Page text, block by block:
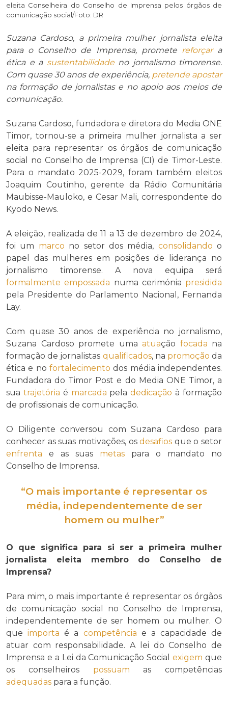
eleita Conselheira do Conselho de Imprensa pelos órgãos de
comunicação social/Foto: DR
Suzana Cardoso, a primeira mulher jornalista eleita
para o Conselho de Imprensa, promete reforçara
ética e a sustentabilidadeno jornalismo timorense.
Com quase 30 anos de experiência, pretende apostar
na formação de jornalistas e no apoio aos meios de
comunicação.
Suzana Cardoso, fundadora e diretora do Media ONE
Timor, tornou-se a primeira mulher jornalista a ser
eleita para representar os órgãos de comunicação
social no Conselho de Imprensa (CI) de Timor-Leste.
Para o mandato 2025-2029, foram também eleitos
Joaquim Coutinho, gerente da Rádio Comunitária
Maubisse-Mauloko, e Cesar Mali, correspondente do
Kyodo News.
A eleição, realizada de 11 a 13 de dezembro de 2024,
foi um marco no setor dos média, consolidando o
papel das mulheres em posições de liderança no
jornalismo timorense. A nova equipa será
formalmente empossada numa cerimónia presidida
pela Presidente do Parlamento Nacional, Fernanda
Lay.
Com quase 30 anos de experiência no jornalismo,
Suzana Cardoso promete uma atuação focada na
formação de jornalistas qualificados, na promoção da
ética e no fortalecimento dos média independentes.
Fundadora do Timor Post e do Media ONE Timor, a
sua trajetória é marcada peladedicação à formação
de profissionais de comunicação.
O Diligente conversou com Suzana Cardoso para
conhecer as suas motivações, osdesafios que o setor
enfrenta e as suas metas para o mandato no
Conselho de Imprensa.
“O mais importante é representar os
média, independentemente de ser
homem ou mulher”
O que significa para si ser a primeira mulher
jornalista eleita membro do Conselho de
Imprensa?
Para mim, o mais importante é representar os órgãos
de comunicação social no Conselho de Imprensa,
independentemente de ser homem ou mulher. O
queimporta é a competência e a capacidade de
atuar com responsabilidade. A lei do Conselho de
Imprensa e a Lei da Comunicação Socialexigem que
os conselheiros possuam as competências
adequadas para a função.